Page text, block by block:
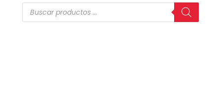
Búsqueda
de
productos